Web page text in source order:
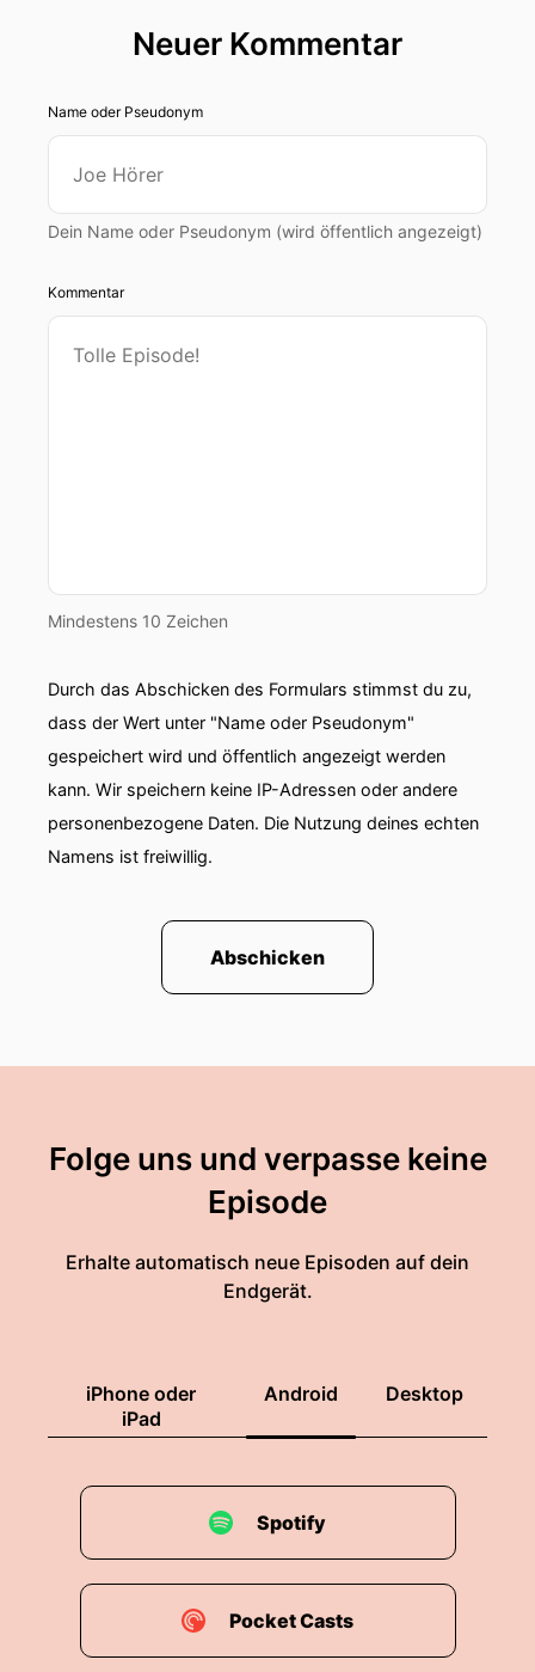
Neuer Kommentar
Name oder Pseudonym
Dein Name oder Pseudonym (wird öffentlich angezeigt)
Kommentar
Mindestens 10 Zeichen
Durch das Abschicken des Formulars stimmst du zu,
dass der Wert unter "Name oder Pseudonym"
gespeichert wird und öffentlich angezeigt werden
kann. Wir speichern keine IP-Adressen oder andere
personenbezogene Daten. Die Nutzung deines echten
Namens ist freiwillig.
Abschicken
Folge uns und verpasse keine
Episode
Erhalte automatisch neue Episoden auf dein
Endgerät.
iPhone oder
iPad
Android Desktop
Spotify
Pocket Casts